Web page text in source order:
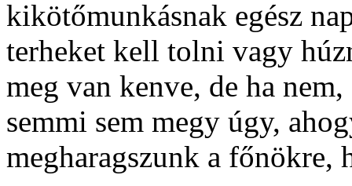
kikötőmunkásnak egész
terheket kell tolni vagy
meg van kenve, de ha
semmi sem megy úgy,
megharagszunk a főnökre,